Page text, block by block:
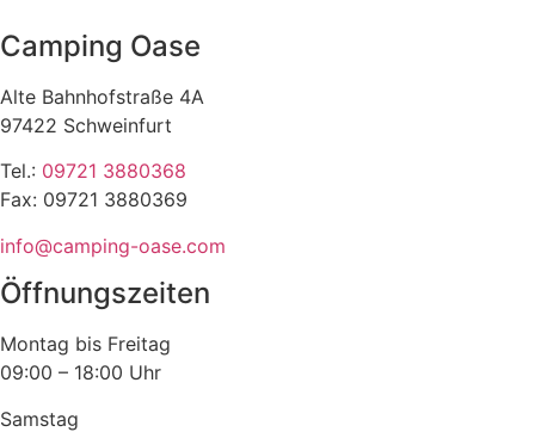
Camping Oase
Alte Bahnhofstraße 4A
97422 Schweinfurt
Tel.: 09721 3880368
Fax: 09721 3880369
info@camping-oase.com
Öffnungszeiten
Montag bis Freitag
09:00 – 18:00 Uhr
Samstag